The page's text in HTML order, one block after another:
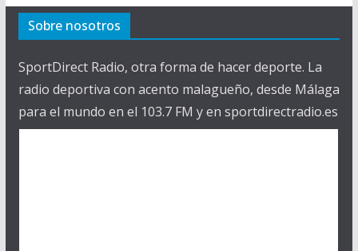
Sobre nosotros
SportDirect Radio, otra forma de hacer deporte. La
radio deportiva con acento malagueño, desde Málaga
para el mundo en el 103.7 FM y en sportdirectradio.es